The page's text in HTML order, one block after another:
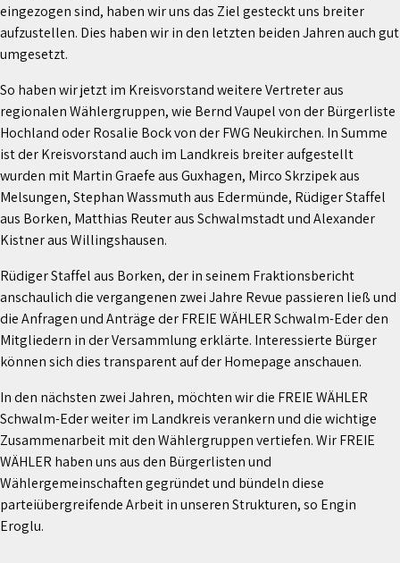
eingezogen sind, haben wir uns das Ziel gesteckt uns breiter
aufzustellen. Dies haben wir in den letzten beiden Jahren auch gut
umgesetzt.
So haben wir jetzt im Kreisvorstand weitere Vertreter aus
regionalen Wählergruppen, wie Bernd Vaupel von der Bürgerliste
Hochland oder Rosalie Bock von der FWG Neukirchen. In Summe
ist der Kreisvorstand auch im Landkreis breiter aufgestellt
wurden mit Martin Graefe aus Guxhagen, Mirco Skrzipekaus
Melsungen, Stephan Wassmuth aus Edermünde, Rüdiger Staffel
aus Borken, Matthias Reuter aus Schwalmstadt und Alexander
Kistner aus Willingshausen.
Rüdiger Staffel aus Borken, der in seinem Fraktionsbericht
anschaulich die vergangenen zwei Jahre Revue passieren ließ und
die Anfragen und Anträge der FREIE WÄHLER Schwalm-Eder den
Mitgliedern in der Versammlung erklärte. Interessierte Bürger
können sich dies transparent auf der Homepage anschauen.
In den nächsten zwei Jahren, möchten wir die FREIE WÄHLER
Schwalm-Eder weiter im Landkreis verankern und die wichtige
Zusammenarbeit mit den Wählergruppen vertiefen. Wir FREIE
WÄHLER haben uns aus den Bürgerlisten und
Wählergemeinschaften gegründet und bündeln diese
parteiübergreifende Arbeit in unseren Strukturen, so Engin
Eroglu.